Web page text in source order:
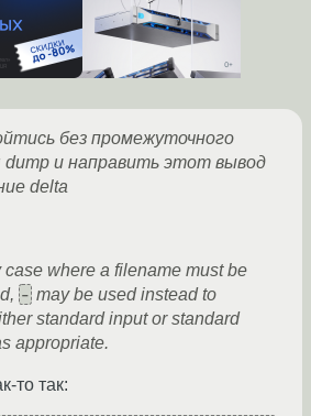
без промежуточного
dump и направить этот вывод
delta
case where a filename must be
- may be used instead to
standard input or standard
appropriate.
то так: